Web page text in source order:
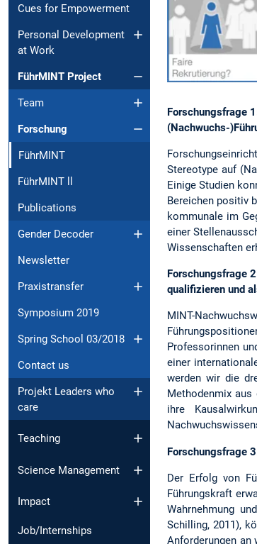
Cues for Empowerment
Personal Development
at Work
FührMINT Project
Team
Forschung
FührMINT
FührMINT ll
Publications
Gender Decoder
Newsletter
Praxistransfer
Symposium 2019
Spring School 03/2018
Contact us
Projekt Leaders who
care
Teaching
Science Management
Impact
Job/Internships
Forschungsfrage
(Nachwuchs-
Stereotype auf
Einige Studien
Bereichen positiv
kommunale im
einer
Wissenschaften
Forschungsfrage
qualifizieren und
MINT-
Professorinnen
einer
werden wir die
Methodenmix
ihre
Forschungsfrage
Der Erfolg von
Führungskraft
Wahrnehmung
Schilling, 2011),
Anforderungen an